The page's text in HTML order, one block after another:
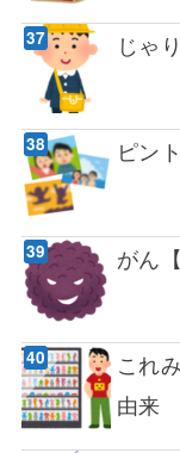
じゃ
ピン
がん
これ
由来